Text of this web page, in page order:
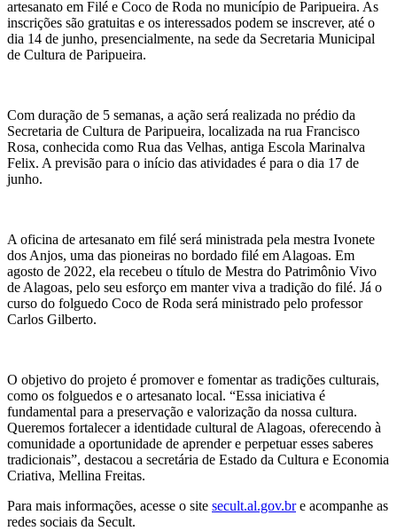
artesanato em Filé e Coco de Roda no município de Paripueira. As
inscrições são gratuitas e os interessados podem se inscrever, até o
dia 14 de junho, presencialmente, na sede da Secretaria Municipal
de Cultura de Paripueira.
Com duração de 5 semanas, a ação será realizada no prédio da
Secretaria de Cultura de Paripueira, localizada na rua Francisco
Rosa, conhecida como Rua das Velhas, antiga Escola Marinalva
Felix. A previsão para o início das atividades é para o dia 17 de
junho.
A oficina de artesanato em filé será ministrada pela mestra Ivonete
dos Anjos, uma das pioneiras no bordado filé em Alagoas. Em
agosto de 2022, ela recebeu o título de Mestra do Patrimônio Vivo
de Alagoas, pelo seu esforço em manter viva a tradição do filé. Já o
curso do folguedo Coco de Roda será ministrado pelo professor
Carlos Gilberto.
O objetivo do projeto é promover e fomentar as tradições culturais,
como os folguedos e o artesanato local. “Essa iniciativa é
fundamental para a preservação e valorização da nossa cultura.
Queremos fortalecer a identidade cultural de Alagoas, oferecendo à
comunidade a oportunidade de aprender e perpetuar esses saberes
tradicionais”, destacou a secretária de Estado da Cultura e Economia
Criativa, Mellina Freitas.
Para mais informações, acesse o site secult.al.gov.bre acompanhe as
redes sociais da Secult.